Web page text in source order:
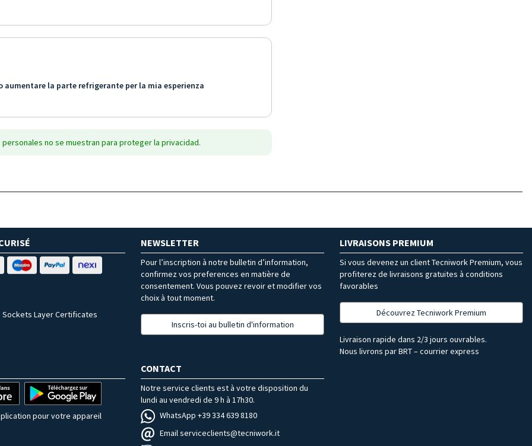
aumentare la parte refrigerante per la mia esperienza
no se muestran para proteger la privacidad.
Sockets Layer Certificates
NEWSLETTER
Pour l’inscription à notre bulletin d’information,
confirmez vos preferences en matière de
consentement. Vous pouvez revoir et modifier vos
choix à tout moment.
Inscris-toi au bulletin d'information
LIVRAISONS PREMIUM
Si vous devenez un client Tecniwork Premium, vous
profiterez de livraisons gratuites à conditions
favorables
Découvrez Tecniwork Premium
Livraison rapide dans 2/3 jours ouvrables.
Nous livrons par BRT – courrier express
pour votre appareil
CONTACT
Notre service clients est à votre disposition du
lundi au vendredi de 9 h à 17h30.
WhatsApp +39 334 639 8180
Email serviceclients@tecniwork.it